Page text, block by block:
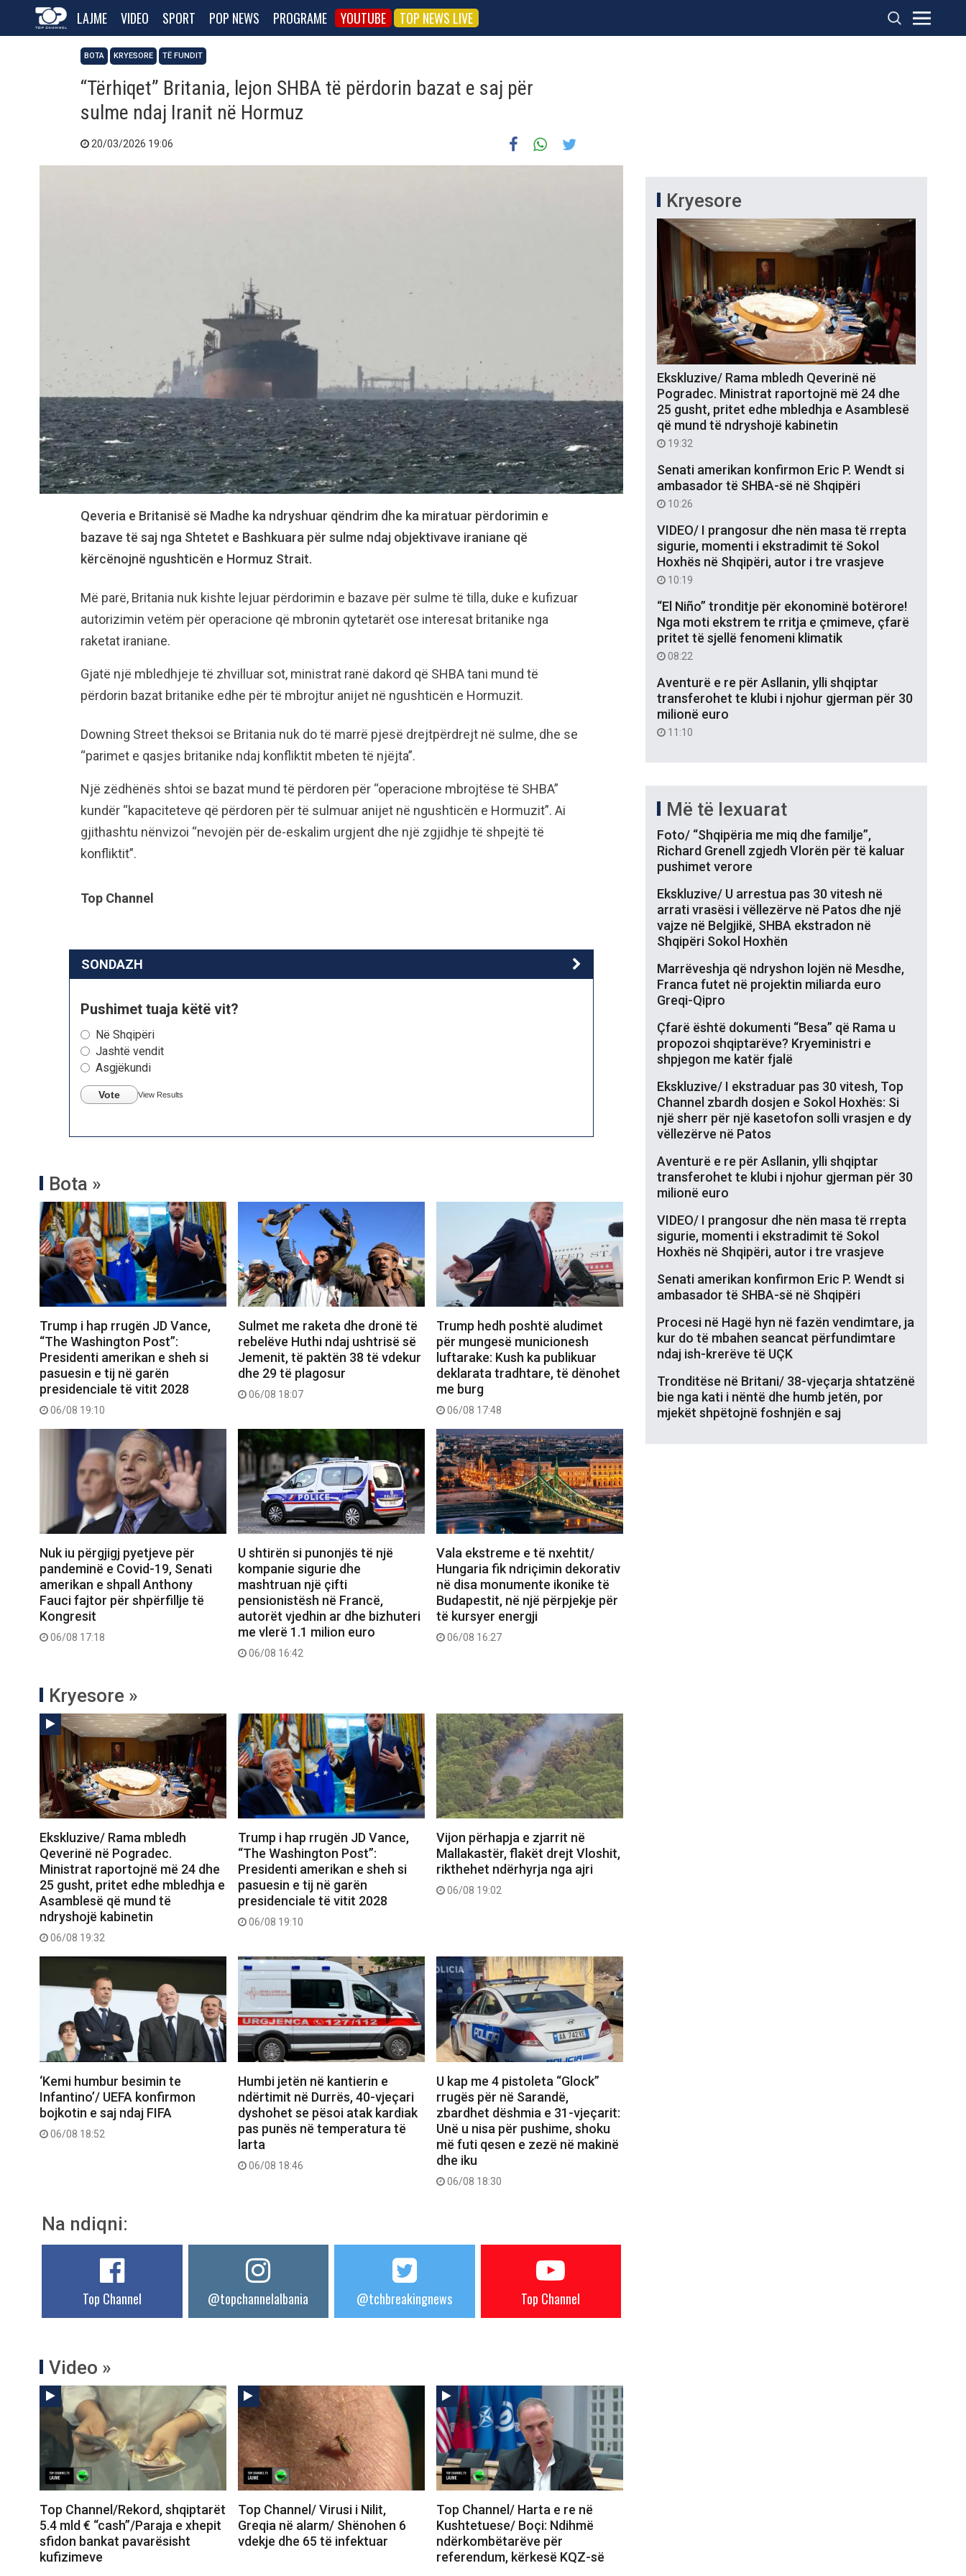
LAJME VIDEO SPORT POP NEWS PROGRAME YOUTUBE TOP NEWS LIVE
BOTA KRYESORE TË FUNDIT
“Tërhiqet” Britania, lejon SHBA të përdorin bazat e saj për
sulme ndaj Iranit në Hormuz
20/03/2026 19:06
Qeveria e Britanisë së Madhe ka ndryshuar qëndrim dhe ka miratuar përdorimin e
bazave të saj nga Shtetet e Bashkuara për sulme ndaj objektivave iraniane që
kërcënojnë ngushticën e Hormuz Strait.
Më parë, Britania nuk kishte lejuar përdorimin e bazave për sulme të tilla, duke e kufizuar
autorizimin vetëm për operacione që mbronin qytetarët ose interesat britanike nga
raketat iraniane.
Gjatë një mbledhjeje të zhvilluar sot, ministrat ranë dakord që SHBA tani mund të
përdorin bazat britanike edhe për të mbrojtur anijet në ngushticën e Hormuzit.
Downing Street theksoi se Britania nuk do të marrë pjesë drejtpërdrejt në sulme, dhe se
“parimet e qasjes britanike ndaj konfliktit mbeten të njëjta”.
Një zëdhënës shtoi se bazat mund të përdoren për “operacione mbrojtëse të SHBA”
kundër “kapaciteteve që përdoren për të sulmuar anijet në ngushticën e Hormuzit”. Ai
gjithashtu nënvizoi “nevojën për de-eskalim urgjent dhe një zgjidhje të shpejtë të
konfliktit”.
Top Channel
SONDAZH
Pushimet tuaja këtë vit?
Në Shqipëri
Jashtë vendit
Asgjëkundi
Vote View Results
Bota »
Trump i hap rrugën JD Vance,
“The Washington Post”:
Presidenti amerikan e sheh si
pasuesin e tij në garën
presidenciale të vitit 2028
06/08 19:10
Sulmet me raketa dhe dronë të
rebelëve Huthi ndaj ushtrisë së
Jemenit, të paktën 38 të vdekur
dhe 29 të plagosur
06/08 18:07
Trump hedh poshtë aludimet
për mungesë municionesh
luftarake: Kush ka publikuar
deklarata tradhtare, të dënohet
me burg
06/08 17:48
Nuk iu përgjigj pyetjeve për
pandeminë e Covid-19, Senati
amerikan e shpall Anthony
Fauci fajtor për shpërfillje të
Kongresit
06/08 17:18
U shtirën si punonjës të një
kompanie sigurie dhe
mashtruan një çifti
pensionistësh në Francë,
autorët vjedhin ar dhe bizhuteri
me vlerë 1.1 milion euro
06/08 16:42
Vala ekstreme e të nxehtit/
Hungaria fik ndriçimin dekorativ
në disa monumente ikonike të
Budapestit, në një përpjekje për
të kursyer energji
06/08 16:27
Kryesore »
Ekskluzive/ Rama mbledh
Qeverinë në Pogradec.
Ministrat raportojnë më 24 dhe
25 gusht, pritet edhe mbledhja e
Asamblesë që mund të
ndryshojë kabinetin
06/08 19:32
Trump i hap rrugën JD Vance,
“The Washington Post”:
Presidenti amerikan e sheh si
pasuesin e tij në garën
presidenciale të vitit 2028
06/08 19:10
Vijon përhapja e zjarrit në
Mallakastër, flakët drejt Vloshit,
rikthehet ndërhyrja nga ajri
06/08 19:02
‘Kemi humbur besimin te
Infantino’/ UEFA konfirmon
bojkotin e saj ndaj FIFA
06/08 18:52
Humbi jetën në kantierin e
ndërtimit në Durrës, 40-vjeçari
dyshohet se pësoi atak kardiak
pas punës në temperatura të
larta
06/08 18:46
U kap me 4 pistoleta “Glock”
rrugës për në Sarandë,
zbardhet dëshmia e 31-vjeçarit:
Unë u nisa për pushime, shoku
më futi qesen e zezë në makinë
dhe iku
06/08 18:30
Na ndiqni:
Top Channel @topchannelalbania @tchbreakingnews Top Channel
Video »
Top Channel/Rekord, shqiptarët
5.4 mld € “cash”/Paraja e xhepit
sfidon bankat pavarësisht
kufizimeve
Top Channel/ Virusi i Nilit,
Greqia në alarm/ Shënohen 6
vdekje dhe 65 të infektuar
Top Channel/ Harta e re në
Kushtetuese/ Boçi: Ndihmë
ndërkombëtarëve për
referendum, kërkesë KQZ-së
Kryesore
Ekskluzive/ Rama mbledh Qeverinë në
Pogradec. Ministrat raportojnë më 24 dhe
25 gusht, pritet edhe mbledhja e Asamblesë
që mund të ndryshojë kabinetin
19:32
Senati amerikan konfirmon Eric P. Wendt si
ambasador të SHBA-së në Shqipëri
10:26
VIDEO/ I prangosur dhe nën masa të rrepta
sigurie, momenti i ekstradimit të Sokol
Hoxhës në Shqipëri, autor i tre vrasjeve
10:19
“El Niño” tronditje për ekonominë botërore!
Nga moti ekstrem te rritja e çmimeve, çfarë
pritet të sjellë fenomeni klimatik
08:22
Aventurë e re për Asllanin, ylli shqiptar
transferohet te klubi i njohur gjerman për 30
milionë euro
11:10
Më të lexuarat
Foto/ “Shqipëria me miq dhe familje”,
Richard Grenell zgjedh Vlorën për të kaluar
pushimet verore
Ekskluzive/ U arrestua pas 30 vitesh në
arrati vrasësi i vëllezërve në Patos dhe një
vajze në Belgjikë, SHBA ekstradon në
Shqipëri Sokol Hoxhën
Marrëveshja që ndryshon lojën në Mesdhe,
Franca futet në projektin miliarda euro
Greqi-Qipro
Çfarë është dokumenti “Besa” që Rama u
propozoi shqiptarëve? Kryeministri e
shpjegon me katër fjalë
Ekskluzive/ I ekstraduar pas 30 vitesh, Top
Channel zbardh dosjen e Sokol Hoxhës: Si
një sherr për një kasetofon solli vrasjen e dy
vëllezërve në Patos
Aventurë e re për Asllanin, ylli shqiptar
transferohet te klubi i njohur gjerman për 30
milionë euro
VIDEO/ I prangosur dhe nën masa të rrepta
sigurie, momenti i ekstradimit të Sokol
Hoxhës në Shqipëri, autor i tre vrasjeve
Senati amerikan konfirmon Eric P. Wendt si
ambasador të SHBA-së në Shqipëri
Procesi në Hagë hyn në fazën vendimtare, ja
kur do të mbahen seancat përfundimtare
ndaj ish-krerëve të UÇK
Tronditëse në Britani/ 38-vjeçarja shtatzënë
bie nga kati i nëntë dhe humb jetën, por
mjekët shpëtojnë foshnjën e saj